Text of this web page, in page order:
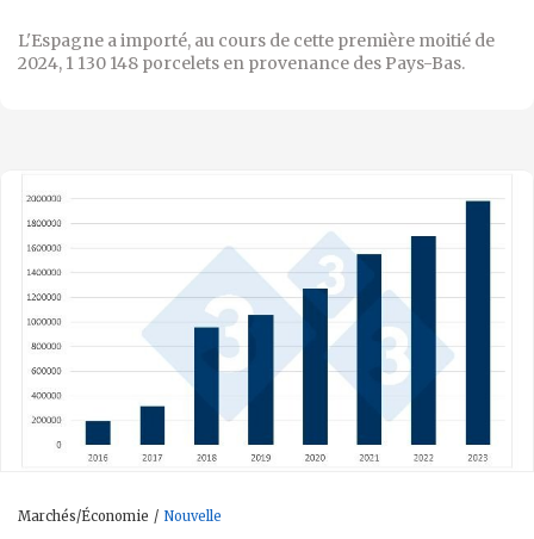
L'Espagne a importé, au cours de cette première moitié de
2024, 1 130 148 porcelets en provenance des Pays-Bas.
Marchés/Économie Nouvelle